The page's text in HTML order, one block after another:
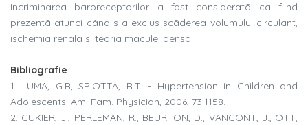
Incriminarea baroreceptorilor a fost consideratã ca fiind
prezentã atunci când s-a exclus scãderea volumului circulant,
ischemia renalã si teoria maculei densã.
Bibliografie
1. LUMA, G.B, SPIOTTA, R.T. - Hypertension in Children and
Adolescents. Am. Fam. Physician, 2006, 73:1158.
2. CUKIER, J., PERLEMAN, R., BEURTON, D., VANCONT, J., OTT,